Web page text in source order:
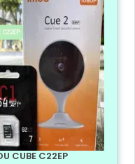
CUBE C22EP